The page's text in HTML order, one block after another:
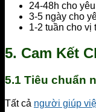
24-48h cho
3-5 ngày cho
1-2 tuần cho vị
5. Cam Kết
5.1 Tiêu chuẩn
Tất cả người giúp